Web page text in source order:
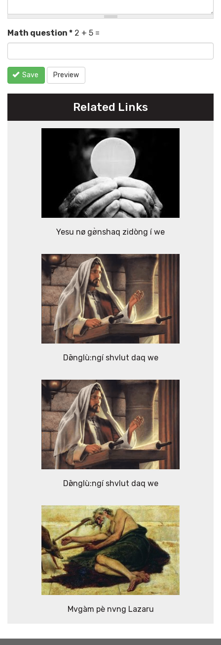
Math question * 2 + 5 =
Save Preview
Related Links
Yesu nø gø̀nshaq zidòng í we
Dø̄nglù:ngí shvlut daq we
Dø̄nglù:ngí shvlut daq we
Mvgàm pè nvng Lazaru